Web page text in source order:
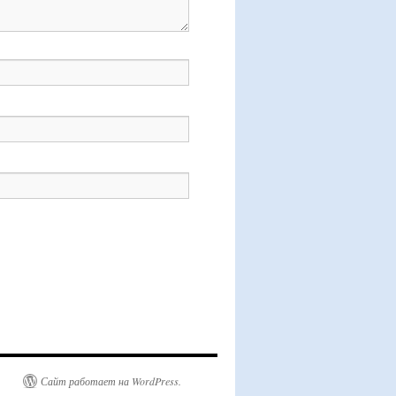
Сайт работает на WordPress.